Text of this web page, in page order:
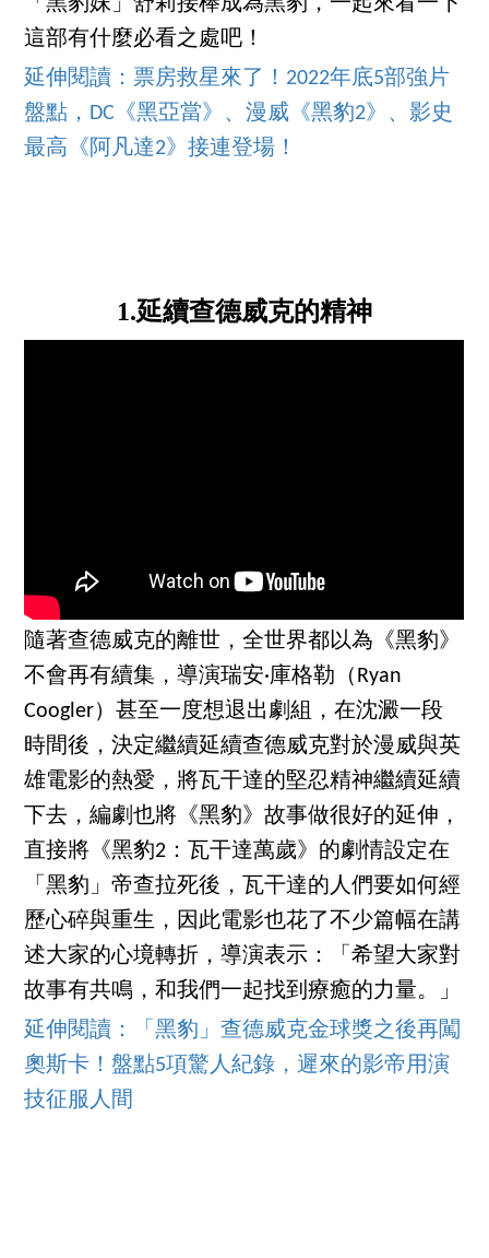
「黑豹妹」舒莉接棒成為黑豹，一起來看一下
這部有什麼必看之處吧！
延伸閱讀：票房救星來了！2022年底5部強片
盤點，DC《黑亞當》、漫威《黑豹2》、影史
最高《阿凡達2》接連登場！
1.延續查德威克的精神
隨著查德威克的離世，全世界都以為《黑豹》
不會再有續集，導演瑞安·庫格勒（Ryan
Coogler）甚至一度想退出劇組，在沈澱一段
時間後，決定繼續延續查德威克對於漫威與英
雄電影的熱愛，將瓦干達的堅忍精神繼續延續
下去，編劇也將《黑豹》故事做很好的延伸，
直接將《黑豹2：瓦干達萬歲》的劇情設定在
「黑豹」帝查拉死後，瓦干達的人們要如何經
歷心碎與重生，因此電影也花了不少篇幅在講
述大家的心境轉折，導演表示：「希望大家對
故事有共鳴，和我們一起找到療癒的力量。」
延伸閱讀：「黑豹」查德威克金球獎之後再闖
奧斯卡！盤點5項驚人紀錄，遲來的影帝用演
技征服人間